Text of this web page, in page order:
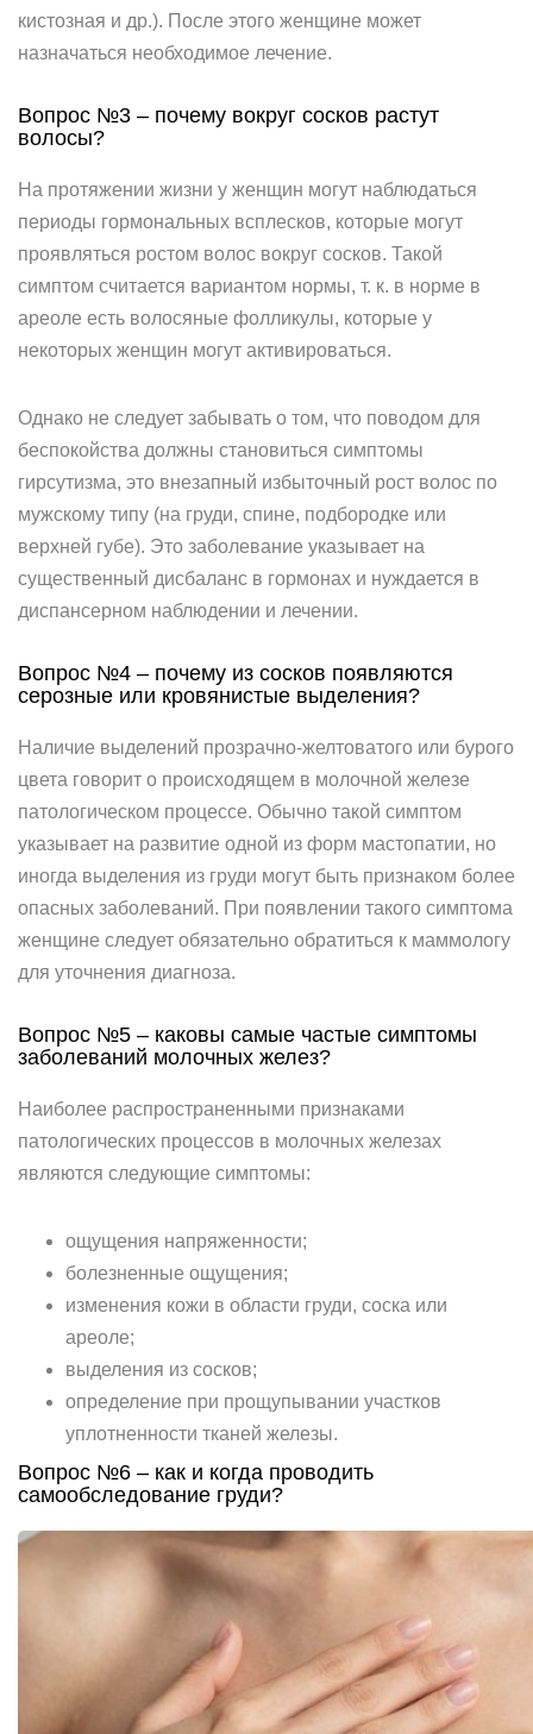
кистозная и др.). После этого женщине может
назначаться необходимое лечение.
Вопрос №3 – почему вокруг сосков растут
волосы?
На протяжении жизни у женщин могут наблюдаться
периоды гормональных всплесков, которые могут
проявляться ростом волос вокруг сосков. Такой
симптом считается вариантом нормы, т. к. в норме в
ареоле есть волосяные фолликулы, которые у
некоторых женщин могут активироваться.
Однако не следует забывать о том, что поводом для
беспокойства должны становиться симптомы
гирсутизма, это внезапный избыточный рост волос по
мужскому типу (на груди, спине, подбородке или
верхней губе). Это заболевание указывает на
существенный дисбаланс в гормонах и нуждается в
диспансерном наблюдении и лечении.
Вопрос №4 – почему из сосков появляются
серозные или кровянистые выделения?
Наличие выделений прозрачно-желтоватого или бурого
цвета говорит о происходящем в молочной железе
патологическом процессе. Обычно такой симптом
указывает на развитие одной из форм мастопатии, но
иногда выделения из груди могут быть признаком более
опасных заболеваний. При появлении такого симптома
женщине следует обязательно обратиться к маммологу
для уточнения диагноза.
Вопрос №5 – каковы самые частые симптомы
заболеваний молочных желез?
Наиболее распространенными признаками
патологических процессов в молочных железах
являются следующие симптомы:
ощущения напряженности;
болезненные ощущения;
изменения кожи в области груди, соска или
ареоле;
выделения из сосков;
определение при прощупывании участков
уплотненности тканей железы.
Вопрос №6 – как и когда проводить
самообследование груди?